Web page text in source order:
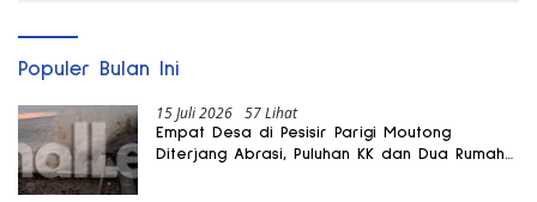
Populer Bulan Ini
15 Juli 2026 57 Lihat
Empat Desa di Pesisir Parigi Moutong
Diterjang Abrasi, Puluhan KK dan Dua Rumah